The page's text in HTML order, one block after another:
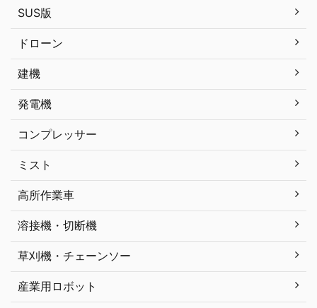
SUS版
ドローン
建機
発電機
コンプレッサー
ミスト
高所作業車
溶接機・切断機
草刈機・チェーンソー
産業用ロボット